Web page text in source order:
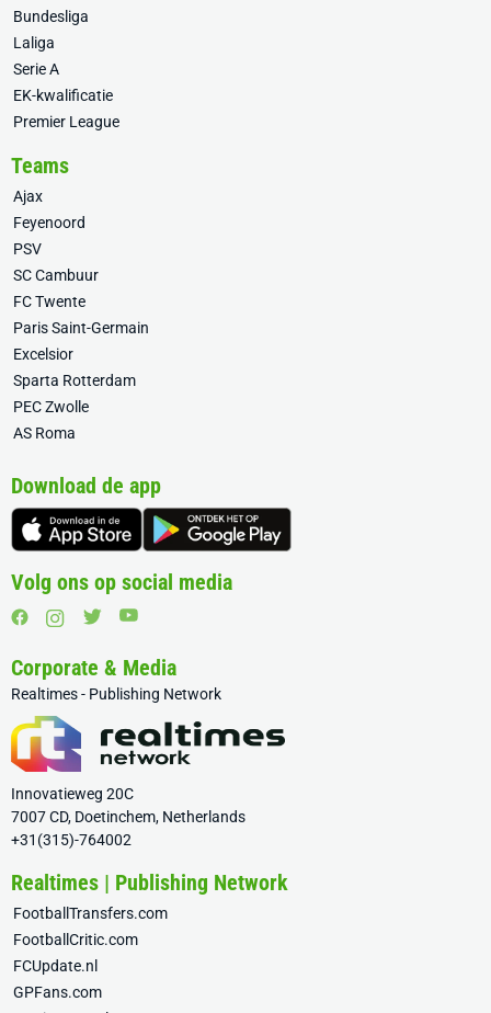
Bundesliga
Laliga
Serie A
EK-kwalificatie
Premier League
Teams
Ajax
Feyenoord
PSV
SC Cambuur
FC Twente
Paris Saint-Germain
Excelsior
Sparta Rotterdam
PEC Zwolle
AS Roma
Download de app
Volg ons op social media
Corporate & Media
Realtimes - Publishing Network
Innovatieweg 20C
7007 CD, Doetinchem, Netherlands
+31(315)-764002
Realtimes | Publishing Network
FootballTransfers.com
FootballCritic.com
FCUpdate.nl
GPFans.com